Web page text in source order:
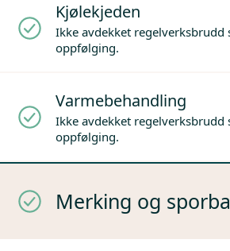
Kjølekjeden
Ikke avdekket regelverksbrudd
oppfølging.
Varmebehandling
Ikke avdekket regelverksbrudd
oppfølging.
Merking og